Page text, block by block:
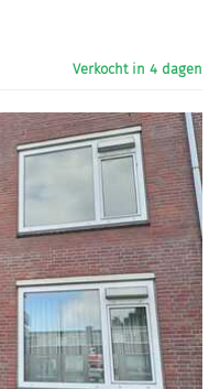
Verkocht in 4 dagen